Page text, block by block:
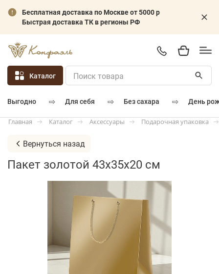
Бесплатная доставка по Москве от 5000 р
Быстрая доставка ТК в регионы РФ
Каталог
выгодно ⇨ для себя ⇨ без сахара ⇨ день
Главная Каталог Аксессуары Подарочная упаковка
Вернуться назад
Пакет золотой 43х35х20 см